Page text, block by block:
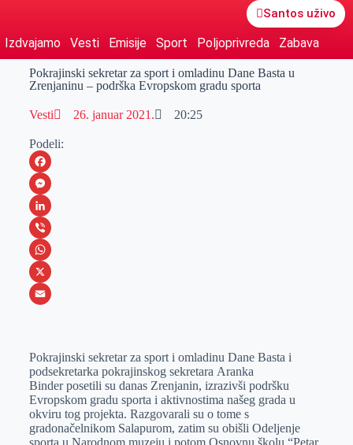
Santos uživo
Izdvajamo Vesti Emisije Sport Poljoprivreda Zabava
Pokrajinski sekretar za sport i omladinu Dane Basta u
Zrenjaninu – podrška Evropskom gradu sporta
Vesti 26. januar 2021. 20:25
Podeli:
F
a
c
e
b
o
M
e
s
s
e
e
r
L
i
n
k
I
n
V
i
b
W
h
s
A
p
p
X
a
i
l
Pokrajinski sekretar za sport i omladinu Dane Basta i
podsekretarka pokrajinskog sekretara Aranka
Binder posetili su danas Zrenjanin, izrazivši podršku
Evropskom gradu sporta i aktivnostima našeg grada u
okviru tog projekta. Razgovarali su o tome s
gradonačelnikom Salapurom, zatim su obišli Odeljenje
sporta u Narodnom muzeju i potom Osnovnu školu “Petar